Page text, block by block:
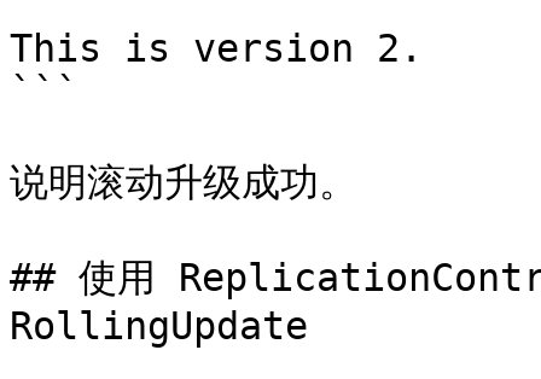
This is version 2.
```
说明滚动升级成功。
## 使用
RollingUpdate